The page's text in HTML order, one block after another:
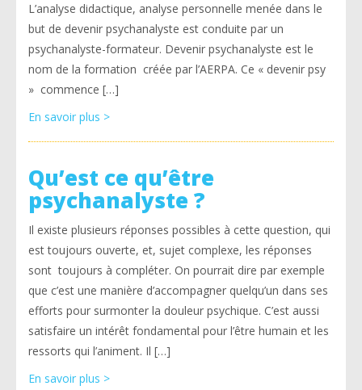
L’analyse didactique, analyse personnelle menée dans le
but de devenir psychanalyste est conduite par un
psychanalyste-formateur. Devenir psychanalyste est le
nom de la formation créée par l’AERPA. Ce « devenir psy
» commence […]
En savoir plus >
Qu’est ce qu’être
psychanalyste ?
Il existe plusieurs réponses possibles à cette question, qui
est toujours ouverte, et, sujet complexe, les réponses
sont toujours à compléter. On pourrait dire par exemple
que c’est une manière d’accompagner quelqu’un dans ses
efforts pour surmonter la douleur psychique. C’est aussi
satisfaire un intérêt fondamental pour l’être humain et les
ressorts qui l’animent. Il […]
En savoir plus >